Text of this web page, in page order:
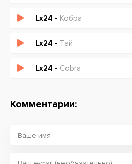
Lx24 - Кобра
Lx24 - Тай
Lx24 - Cobra
Комментарии: